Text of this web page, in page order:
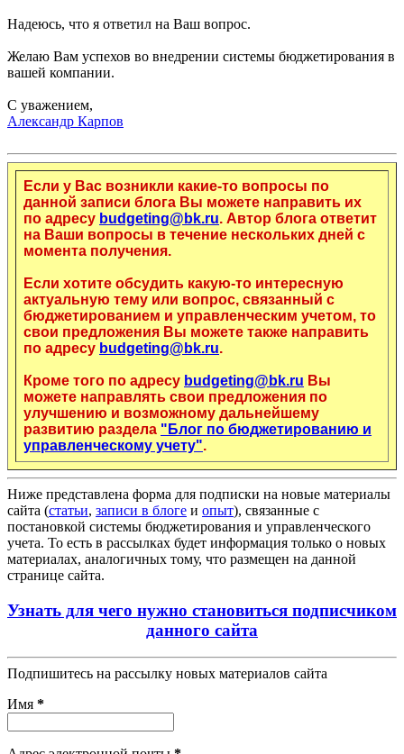
Надеюсь, что я ответил на Ваш вопрос.
Желаю Вам успехов во внедрении системы бюджетирования в
вашей компании.
С уважением,
Александр Карпов
Если у Вас возникли какие-то вопросы по
данной записи блога Вы можете направить их
по адресу budgeting@bk.ru. Автор блога ответит
на Ваши вопросы в течение нескольких дней с
момента получения.
Если хотите обсудить какую-то интересную
актуальную тему или вопрос, связанный с
бюджетированием и управленческим учетом, то
свои предложения Вы можете также направить
по адресу budgeting@bk.ru.
Кроме того по адресу budgeting@bk.ru Вы
можете направлять свои предложения по
улучшению и возможному дальнейшему
развитию раздела "Блог по бюджетированию и
управленческому учету".
Ниже представлена форма для подписки на новые материалы
сайта (статьи, записи в блоге и опыт), связанные с
постановкой системы бюджетирования и управленческого
учета. То есть в рассылках будет информация только о новых
материалах, аналогичных тому, что размещен на данной
странице сайта.
Узнать для чего нужно становиться подписчиком
данного сайта
Подпишитесь на рассылку новых материалов сайта
Имя *